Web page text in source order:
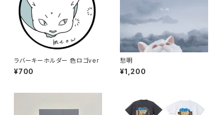
ラバーキーホルダー 色ロゴver
¥700
愁明
¥1,200